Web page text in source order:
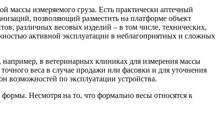
массы измеряемого груза. Есть практически аптечный
позволяющий разместить на платформе объект
различных весовых изделий – в том числе, технических,
активной эксплуатации в неблагоприятных и сложных
в ветеринарных клиниках для измерения массы
веса в случае продажи или фасовки и для уточнения
возможностей по эксплуатации устройства.
Несмотря на то, что формально весы относятся к